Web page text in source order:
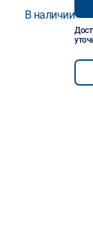
В наличии